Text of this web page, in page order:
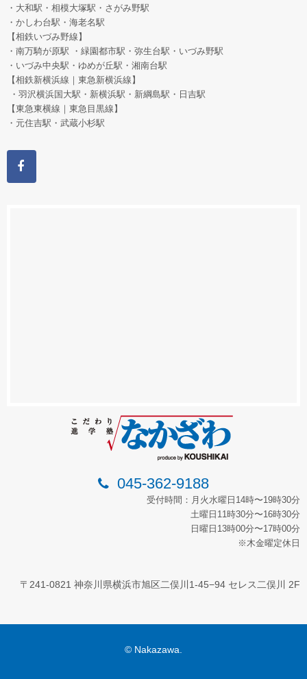
・大和駅・相模大塚駅・さがみ野駅
・かしわ台駅・海老名駅
【相鉄いづみ野線】
・南万騎が原駅 ・緑園都市駅・弥生台駅・いづみ野駅
・いづみ中央駅・ゆめが丘駅・湘南台駅
【相鉄新横浜線｜東急新横浜線】
・羽沢横浜国大駅・新横浜駅・新綱島駅・日吉駅
【東急東横線｜東急目黒線】
・元住吉駅・武蔵小杉駅
045-362-9188
受付時間：月火水曜日14時〜19時30分
土曜日11時30分〜16時30分
日曜日13時00分〜17時00分
※木金曜定休日
〒241-0821 神奈川県横浜市旭区二俣川1-45−94 セレス二俣川 2F
© Nakazawa.